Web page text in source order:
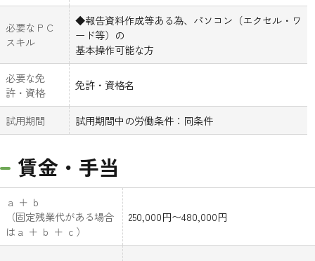
必要なＰＣ
スキル
◆報告資料作成等ある為、パソコン（エクセル・ワ
ード等）の
基本操作可能な方
必要な免
許・資格
免許・資格名
試用期間 試用期間中の労働条件：同条件
賃金・手当
ａ ＋ ｂ
（固定残業代がある場合
はａ ＋ ｂ ＋ ｃ）
250,000円〜480,000円